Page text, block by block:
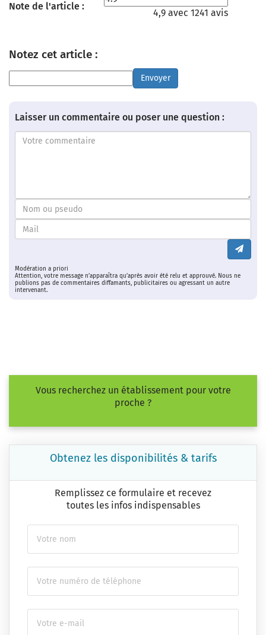
Note de l'article :
4,9 avec 1241 avis
Notez cet article :
Envoyer
Laisser un commentaire ou poser une question :
Modération a priori
Attention, votre message n’apparaîtra qu’après avoir été relu et approuvé. Nous ne
publions pas de commentaires diffamants, publicitaires ou agressant un autre
intervenant.
Vous recherchez un établissement pour votre
proche ?
Obtenez les disponibilités & tarifs
Remplissez ce formulaire et recevez
toutes les infos indispensables